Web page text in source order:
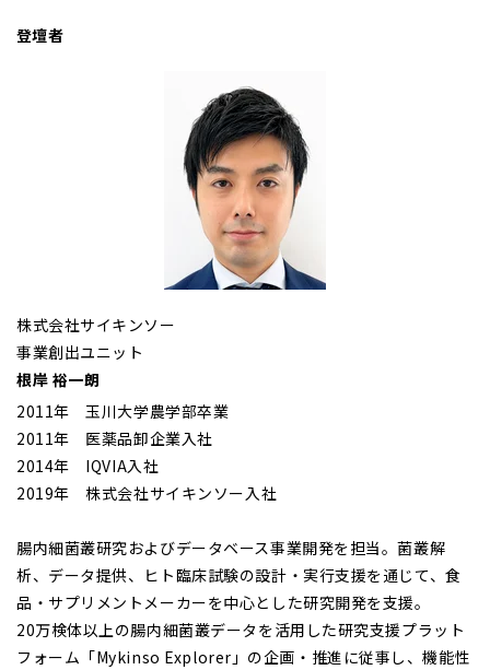
登壇者
株式会社サイキンソー
事業創出ユニット
根岸 裕一朗
2011年 玉川大学農学部卒業
2011年 医薬品卸企業入社
2014年 IQVIA入社
2019年 株式会社サイキンソー入社
腸内細菌叢研究およびデータベース事業開発を担当。菌叢解
析、データ提供、ヒト臨床試験の設計・実行支援を通じて、食
品・サプリメントメーカーを中心とした研究開発を支援。
20万検体以上の腸内細菌叢データを活用した研究支援プラット
フォーム「Mykinso Explorer」の企画・推進に従事し、機能性